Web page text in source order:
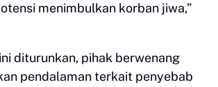
menimbulkan korban jiwa,”
diturunkan, pihak berwenang
pendalaman terkait penyebab